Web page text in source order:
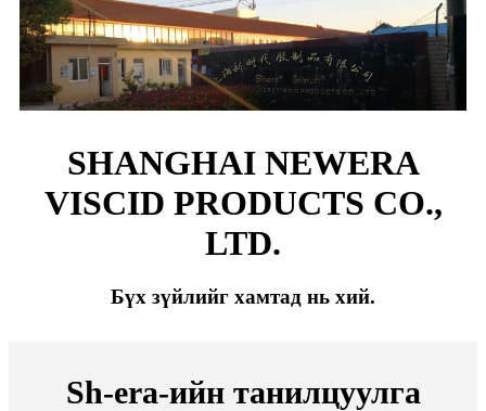
SHANGHAI NEWERA
VISCID PRODUCTS CO.,
LTD.
Бүх зүйлийг хамтад нь хий.
Sh-era-ийн танилцуулга